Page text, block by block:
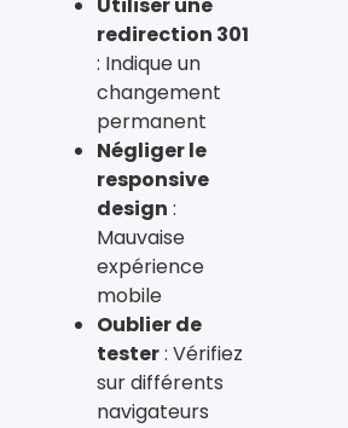
Utiliser une
redirection 301
: Indique un
changement
permanent
Négliger le
responsive
design :
Mauvaise
expérience
mobile
Oublier de
tester: Vérifiez
sur différents
navigateurs